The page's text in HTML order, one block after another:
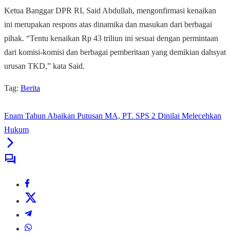
Ketua Banggar DPR RI, Said Abdullah, mengonfirmasi kenaikan
ini merupakan respons atas dinamika dan masukan dari berbagai
pihak. “Tentu kenaikan Rp 43 triliun ini sesuai dengan permintaan
dari komisi-komisi dan berbagai pemberitaan yang demikian dahsyat
urusan TKD,” kata Said.
Tag: Berita
Enam Tahun Abaikan Putusan MA, PT. SPS 2 Dinilai Melecehkan
Hukum